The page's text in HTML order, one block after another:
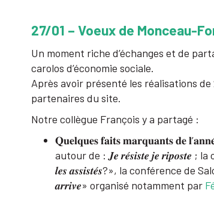
27/01 – Voeux de Monceau-
Un moment riche d’échanges et de
carolos d’économie sociale.
Après avoir présenté les réalisations
partenaires du site.
Notre collègue François y a partagé :
𝐐𝐮𝐞𝐥𝐪𝐮𝐞𝐬 𝐟𝐚𝐢𝐭𝐬 𝐦𝐚𝐫𝐪𝐮𝐚𝐧𝐭𝐬 𝐝𝐞
autour de : 𝑱𝒆 𝒓𝒆́𝒔𝒊𝒔𝒕𝒆 𝒋𝒆 𝒓𝒊𝒑𝒐𝒔𝒕𝒆
𝒍𝒆𝒔 𝒂𝒔𝒔𝒊𝒔𝒕𝒆́𝒔?», la conférence de
𝒂𝒓𝒓𝒊𝒗𝒆» organisé notamment par